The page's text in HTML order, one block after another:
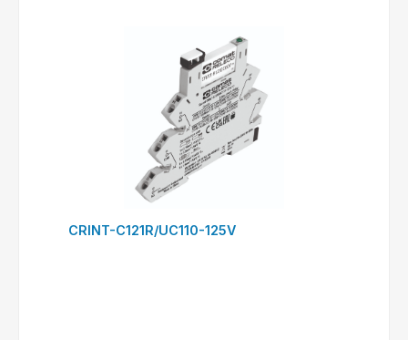
CRINT-C121R/UC110-125V